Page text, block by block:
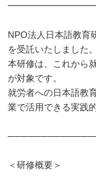
NPO法人日本語教育
を受託いたしました。
本研修は、これから
が対象です。
就労者への日本語教
業で活用できる実践
＜研修概要＞